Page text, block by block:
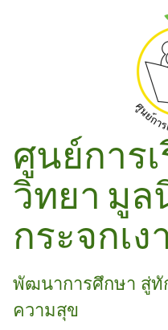
ศูนย์การ
วิทยา มูล
กระจกเงา
พัฒนาการศึกษา สู่ทั
ความสุข